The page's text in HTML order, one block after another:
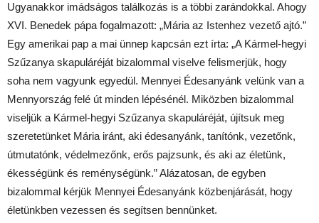
Ugyanakkor imádságos találkozás is a többi zarándokkal. Ahogy
XVI. Benedek pápa fogalmazott: „Mária az Istenhez vezető ajtó.”
Egy amerikai pap a mai ünnep kapcsán ezt írta: „A Kármel-hegyi
Szűzanya skapuláréját bizalommal viselve felismerjük, hogy
soha nem vagyunk egyedül. Mennyei Édesanyánk velünk van a
Mennyország felé út minden lépésénél. Miközben bizalommal
viseljük a Kármel-hegyi Szűzanya skapuláréját, újítsuk meg
szeretetünket Mária iránt, aki édesanyánk, tanítónk, vezetőnk,
útmutatónk, védelmezőnk, erős pajzsunk, és aki az életünk,
ékességünk és reménységünk.” Alázatosan, de egyben
bizalommal kérjük Mennyei Édesanyánk közbenjárását, hogy
életünkben vezessen és segítsen bennünket.